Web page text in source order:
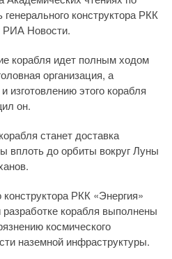
конструктора РКК
РИА Новости.
корабля идет полным ходом
организация, а
изготовлению этого корабля
он.
станет доставка
вплоть до орбиты вокруг Луны
РКК «Энергия»
корабля выполнены
космического
наземной инфраструктуры.